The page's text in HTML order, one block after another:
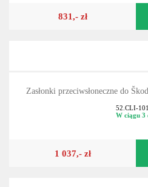
831,- zł
Zasłonki przeciwsłoneczne do
52.CLI-
W ciągu 3
1 037,- zł